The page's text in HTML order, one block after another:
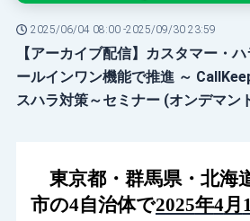
2025/06/04 08:00 -2025/09/30 23:59
【アーカイブ配信】カスタマー・
ールインワン機能で推進 ～
スハラ対策～セミナー (オンデマン
東京都・群馬県・北海
市の4自治体で2025年4月